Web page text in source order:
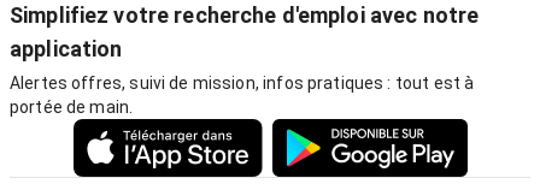
Simplifiez votre recherche d'emploi avec notre
application
Alertes offres, suivi de mission, infos pratiques : tout est à
portée de main.